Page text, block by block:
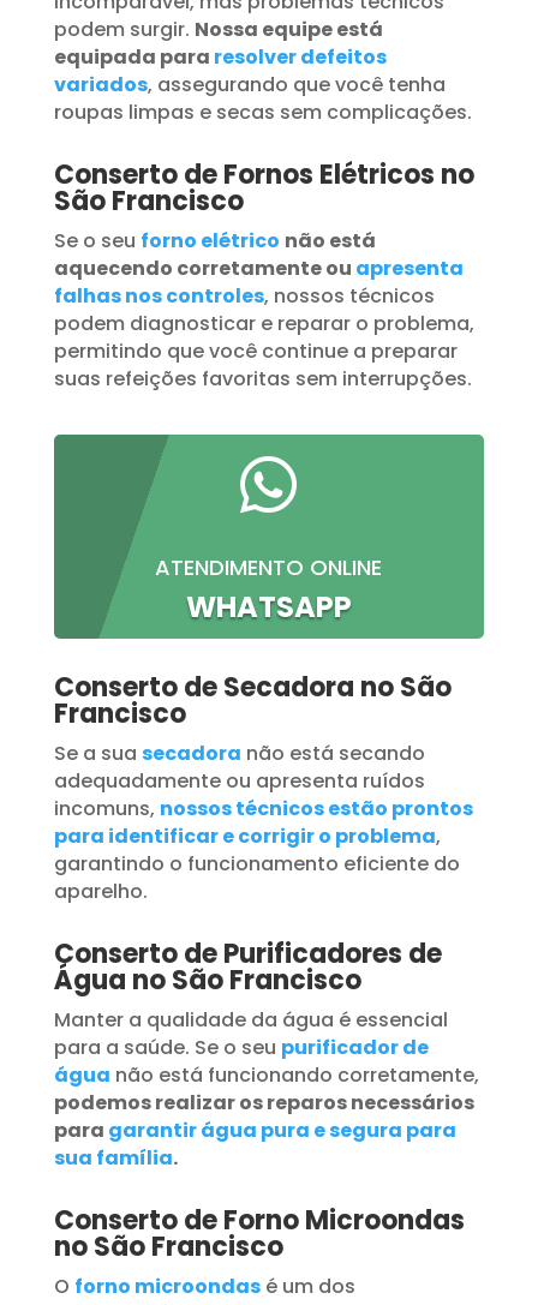
podem surgir. Nossa equipe está
equipada para resolver defeitos
variados, assegurando que você tenha
roupas limpas e secas sem complicações.
Conserto de Fornos Elétricos no
São Francisco
Se o seu forno elétrico não está
aquecendo corretamente ou apresenta
falhas nos controles, nossos técnicos
podem diagnosticar e reparar o problema,
permitindo que você continue a preparar
suas refeições favoritas sem interrupções.

ATENDIMENTO ONLINE
WHATSAPP
Conserto de Secadora no São
Francisco
Se a sua secadora não está secando
adequadamente ou apresenta ruídos
incomuns, nossos técnicos estão prontos
para identificar e corrigir o problema,
garantindo o funcionamento eficiente do
aparelho.
Conserto de Purificadores de
Água no São Francisco
Manter a qualidade da água é essencial
para a saúde. Se o seu purificador de
água não está funcionando corretamente,
podemos realizar os reparos necessários
para garantir água pura e segura para
sua família.
Conserto de Forno Microondas
no São Francisco
O forno microondasé um dos